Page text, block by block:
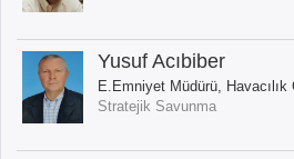
Yusuf Acıbiber
E.Emniyet Müdürü, Havacılık
Stratejik Savunma